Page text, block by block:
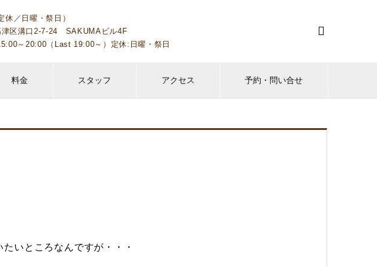
／日曜・祭日）
津区溝口2-7-24 SAKUMAビル4F
～20:00（Last 19:00～）定休:日曜・祭日

料金 スタッフ アクセス 予約・問い合せ
いところなんですが・・・